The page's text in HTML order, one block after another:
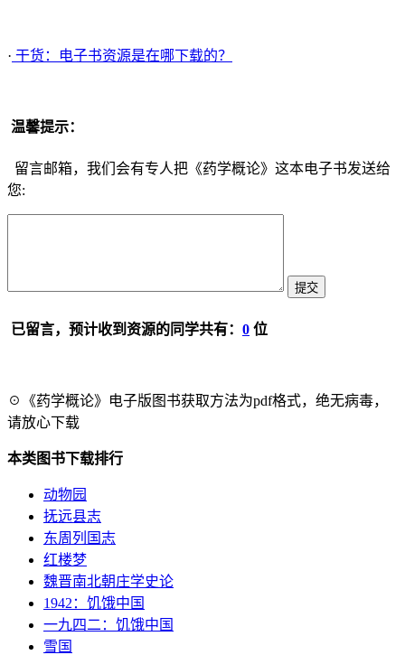
· 干货：电子书资源是在哪下载的？
温馨提示：
留言邮箱，我们会有专人把《药学概论》这本电子书发送给
您:
已留言，预计收到资源的同学共有： 0 位
☉《药学概论》电子版图书获取方法为pdf格式，绝无病毒，
请放心下载
本类图书下载排行
动物园
抚远县志
东周列国志
红楼梦
魏晋南北朝庄学史论
1942：饥饿中国
一九四二：饥饿中国
雪国